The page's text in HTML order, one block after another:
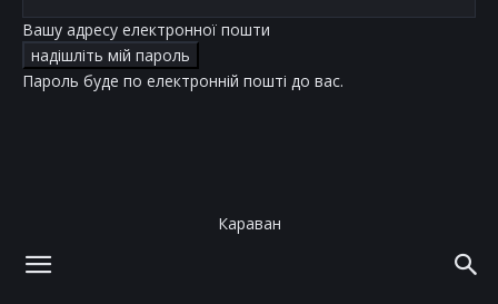
Вашу адресу електронної пошти
Пароль буде по електронній пошті до вас.
Караван